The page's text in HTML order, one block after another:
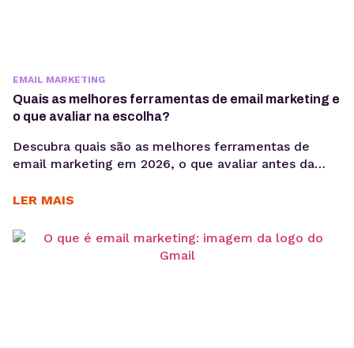
EMAIL MARKETING
Quais as melhores ferramentas de email marketing e
o que avaliar na escolha?
Descubra quais são as melhores ferramentas de
email marketing em 2026, o que avaliar antes da
campanhas, automação e disparos de email.
marketing nem sempre é simples. A decisão
depende de fatores como volume de envios, tipo de
LER MAIS